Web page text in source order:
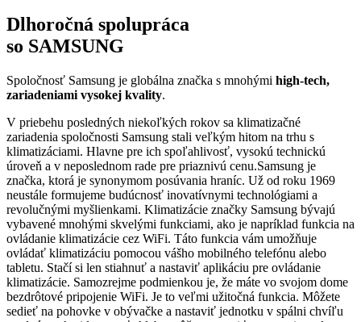
Dlhoročná spolupráca
so SAMSUNG
Spoločnosť Samsung je globálna značka s mnohými high-tech,
zariadeniami vysokej kvality.
V priebehu posledných niekoľkých rokov sa klimatizačné
zariadenia spoločnosti Samsung stali veľkým hitom na trhu s
klimatizáciami. Hlavne pre ich spoľahlivosť, vysokú technickú
úroveň a v neposlednom rade pre priaznivú cenu.Samsung je
značka, ktorá je synonymom posúvania hraníc. Už od roku 1969
neustále formujeme budúcnosť inovatívnymi technológiami a
revolučnými myšlienkami. Klimatizácie značky Samsung bývajú
vybavené mnohými skvelými funkciami, ako je napríklad funkcia na
ovládanie klimatizácie cez WiFi. Táto funkcia vám umožňuje
ovládať klimatizáciu pomocou vášho mobilného telefónu alebo
tabletu. Stačí si len stiahnuť a nastaviť aplikáciu pre ovládanie
klimatizácie. Samozrejme podmienkou je, že máte vo svojom dome
bezdrôtové pripojenie WiFi. Je to veľmi užitočná funkcia. Môžete
sedieť na pohovke v obývačke a nastaviť jednotku v spálni chvíľu